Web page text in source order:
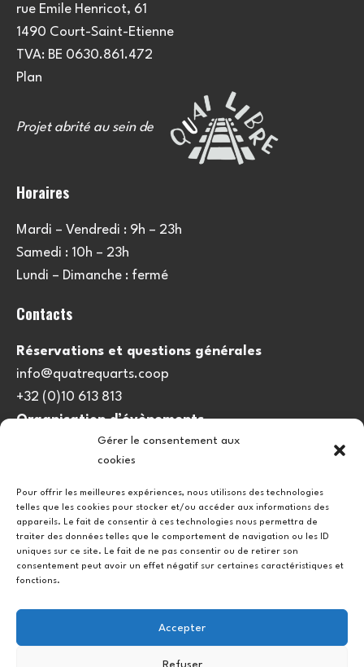
Gérer le consentement aux
cookies
Pour offrir les meilleures expériences, nous utilisons des technologies
telles que les cookies pour stocker et/ou accéder aux informations des
appareils. Le fait de consentir à ces technologies nous permettra de
traiter des données telles que le comportement de navigation ou les ID
uniques sur ce site. Le fait de ne pas consentir ou de retirer son
consentement peut avoir un effet négatif sur certaines caractéristiques et
fonctions.
Accepter
Refuser
rue Emile Henricot, 61
1490 Court-Saint-Etienne
TVA: BE 0630.861.472
Plan
Projet abrité au sein de
Horaires
Mardi – Vendredi : 9h – 23h
Samedi : 10h – 23h
Lundi – Dimanche : fermé
Contacts
Réservations et questions générales
info@quatrequarts.coop
+32 (0)10 613 813
Organisation d’évènements
viedulieu@quatrequarts.coop
Politique de cookies (UE)